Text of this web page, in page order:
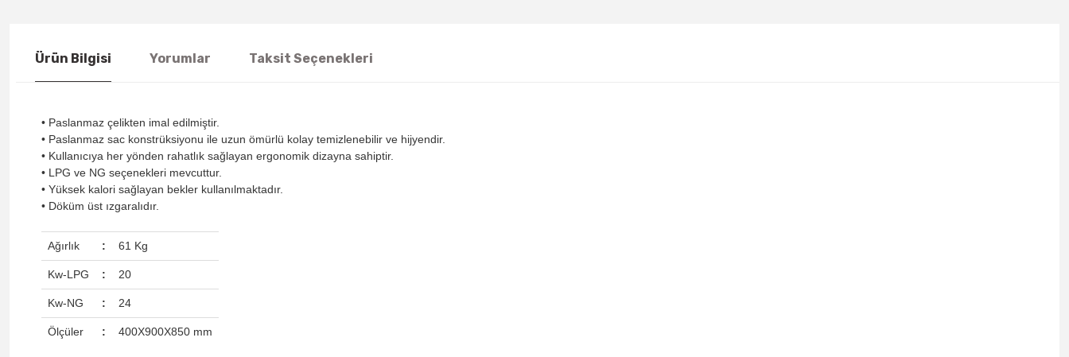
Ürün Bilgisi Yorumlar Taksit Seçenekleri
• Paslanmaz çelikten imal edilmiştir.
• Paslanmaz sac konstrüksiyonu ile uzun ömürlü kolay temizlenebilir ve hijyendir.
• Kullanıcıya her yönden rahatlık sağlayan ergonomik dizayna sahiptir.
• LPG ve NG seçenekleri mevcuttur.
• Yüksek kalori sağlayan bekler kullanılmaktadır.
• Döküm üst ızgaralıdır.
Ağırlık : 61 Kg
Kw-LPG : 20
Kw-NG : 24
Ölçüler : 400X900X850 mm